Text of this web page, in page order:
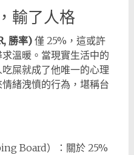
輸了人格
勝率)僅 25%，這或許
溫暖。當現實生活中的
屎就成了他唯一的心理
緒洩憤的行為，堪稱台
Board）：關於 25%